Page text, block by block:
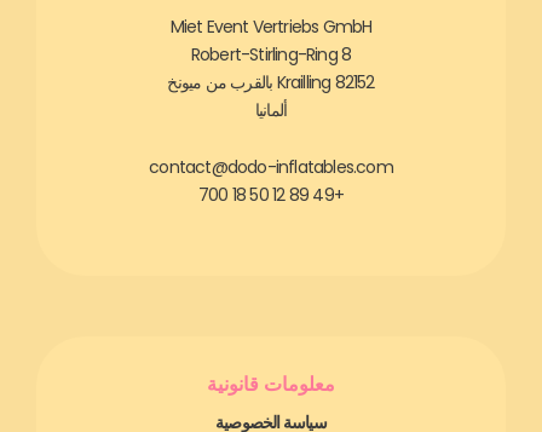
Miet Event Vertriebs GmbH
Robert-Stirling-Ring 8
82152 Krailling بالقرب من ميونخ
ألمانيا
contact@dodo-inflatables.com
+49 89 12 50 18 700
معلومات قانونية
سياسة الخصوصية